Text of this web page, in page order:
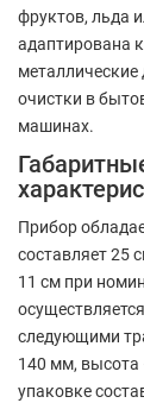
фруктов, льда
адаптирована
очистки в
машинах.
Прибор
составляет 25
11 см при
следующими
140 мм, высота
упаковке